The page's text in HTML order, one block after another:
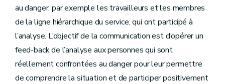
au danger, par exemple les travailleurs et les membres
de la ligne hiérarchique du service, qui ont participé à
l’analyse. L’objectif de la communication est d’opérer un
feed-back de l’analyse aux personnes qui sont
réellement confrontées au danger pour leur permettre
de comprendre la situation et de participer positivement